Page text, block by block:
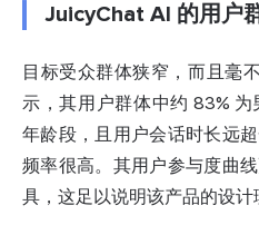
JuicyChat AI 的用户
目标受众群体狭窄，而且毫
示，其用户群体中约 83%
年龄段，且用户会话时长远
频率很高。其用户参与度曲
具，这足以说明该产品的设计